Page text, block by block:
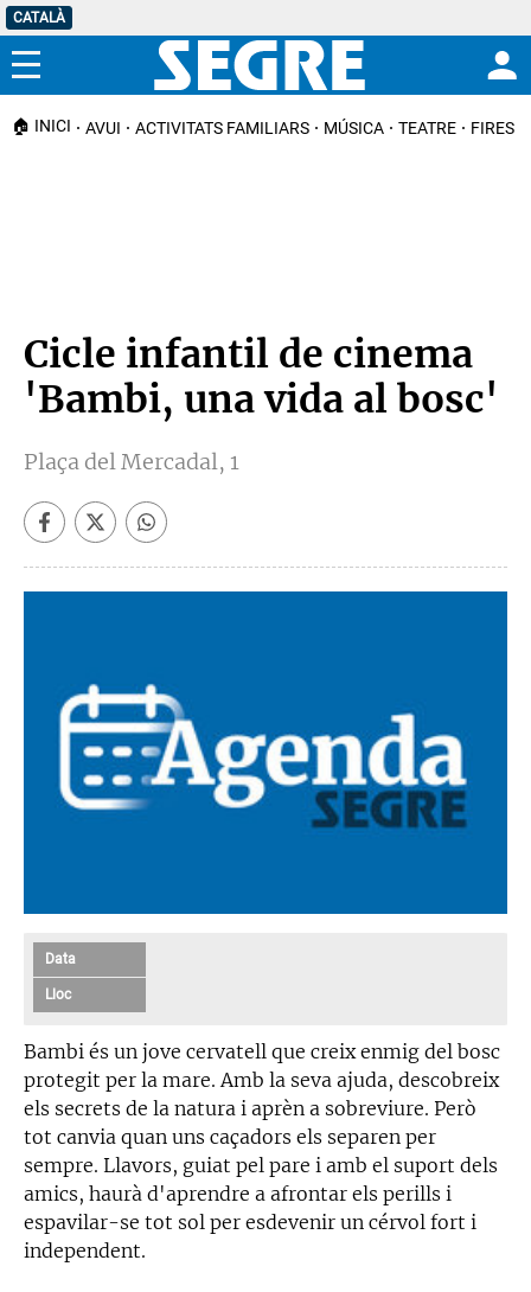
CATALÀ
Menú
🏠 INICI AVUI ACTIVITATS FAMILIARS MÚSICA TEATRE FIRES I
Cicle infantil de cinema
'Bambi, una vida al bosc'
Plaça del Mercadal, 1
Data
Lloc
Bambi és un jove cervatell que creix enmig del bosc
protegit per la mare. Amb la seva ajuda, descobreix
els secrets de la natura i aprèn a sobreviure. Però
tot canvia quan uns caçadors els separen per
sempre. Llavors, guiat pel pare i amb el suport dels
amics, haurà d'aprendre a afrontar els perills i
espavilar-se tot sol per esdevenir un cérvol fort i
independent.